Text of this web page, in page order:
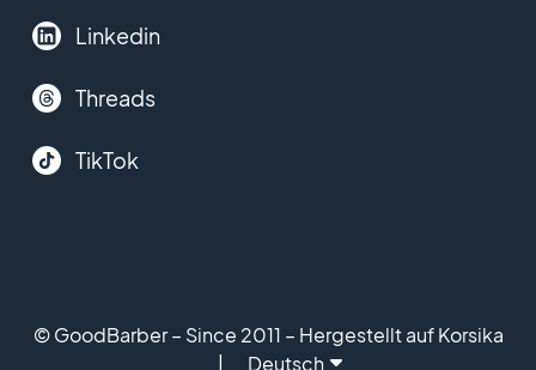
Linkedin
Threads
TikTok
© GoodBarber – Since 2011 – Hergestellt auf Korsika
Deutsch